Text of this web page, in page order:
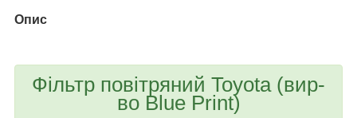
Опис
Фільтр повітряний Toyota (вир-
во Blue Print)